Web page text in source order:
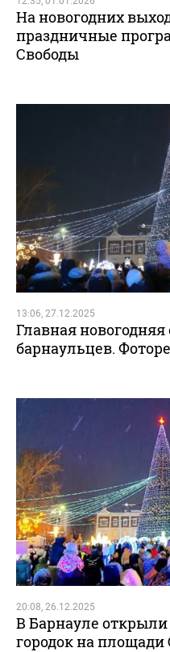
На новогодних
праздничные
Свободы
13:06, 27.12.2025
Главная
барнаульцев.
20:08, 26.12.2025
В Барнауле
городок на площади